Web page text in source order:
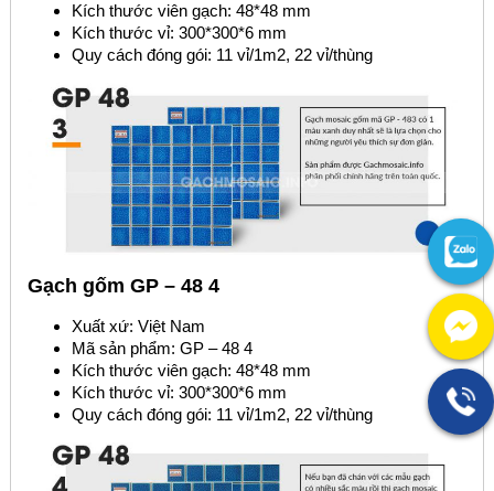
Kích thước viên gạch: 48*48 mm
Kích thước vỉ: 300*300*6 mm
Quy cách đóng gói: 11 vỉ/1m2, 22 vỉ/thùng
Gạch gốm GP – 48 4
Xuất xứ: Việt Nam
Mã sản phẩm: GP – 48 4
Kích thước viên gạch: 48*48 mm
Kích thước vỉ: 300*300*6 mm
Quy cách đóng gói: 11 vỉ/1m2, 22 vỉ/thùng